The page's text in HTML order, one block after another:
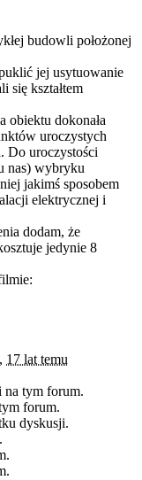
budowli położonej
jej usytuowanie
się kształtem
obiektu dokonała
uroczystych
Do uroczystości
nas) wybryku
jakimś sposobem
elektrycznej i
dodam, że
jedynie 8
17 lat temu
na tym forum.
forum.
dyskusji.